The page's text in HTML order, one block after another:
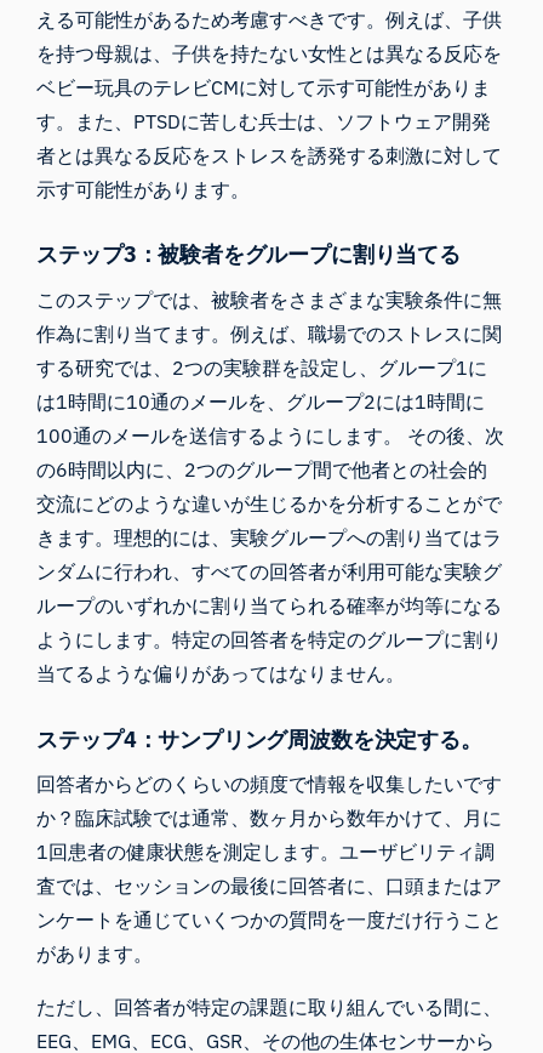
える可能性があるため考慮すべきです。例えば、子供
を持つ母親は、子供を持たない女性とは異なる反応を
ベビー玩具のテレビCMに対して示す可能性がありま
す。また、PTSDに苦しむ兵士は、ソフトウェア開発
者とは異なる反応をストレスを誘発する刺激に対して
示す可能性があります。
ステップ3：被験者をグループに割り当てる
このステップでは、被験者をさまざまな実験条件に無
作為に割り当てます。例えば、職場でのストレスに関
する研究では、2つの実験群を設定し、グループ1に
は1時間に10通のメールを、グループ2には1時間に
100通のメールを送信するようにします。 その後、次
の6時間以内に、2つのグループ間で他者との社会的
交流にどのような違いが生じるかを分析することがで
きます。理想的には、実験グループへの割り当てはラ
ンダムに行われ、すべての回答者が利用可能な実験グ
ループのいずれかに割り当てられる確率が均等になる
ようにします。特定の回答者を特定のグループに割り
当てるような偏りがあってはなりません。
ステップ4：サンプリング周波数を決定する。
回答者からどのくらいの頻度で情報を収集したいです
か？臨床試験では通常、数ヶ月から数年かけて、月に
1回患者の健康状態を測定します。ユーザビリティ調
査では、セッションの最後に回答者に、口頭またはア
ンケートを通じていくつかの質問を一度だけ行うこと
があります。
ただし、回答者が特定の課題に取り組んでいる間に、
EEG、EMG、ECG、GSR、その他の生体センサーから